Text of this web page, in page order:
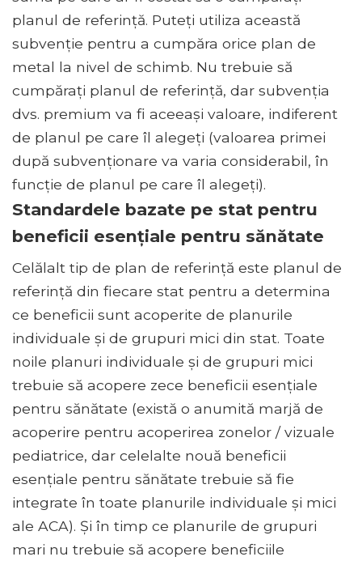
planul de referință. Puteți utiliza această
subvenție pentru a cumpăra orice plan de
metal la nivel de schimb. Nu trebuie să
cumpărați planul de referință, dar subvenția
dvs. premium va fi aceeași valoare, indiferent
de planul pe care îl alegeți (valoarea primei
după subvenționare va varia considerabil, în
funcție de planul pe care îl alegeți).
Standardele bazate pe stat pentru
beneficii esențiale pentru sănătate
Celălalt tip de plan de referință este planul de
referință din fiecare stat pentru a determina
ce beneficii sunt acoperite de planurile
individuale și de grupuri mici din stat. Toate
noile planuri individuale și de grupuri mici
trebuie să acopere zece beneficii esențiale
pentru sănătate (există o anumită marjă de
acoperire pentru acoperirea zonelor / vizuale
pediatrice, dar celelalte nouă beneficii
esențiale pentru sănătate trebuie să fie
integrate în toate planurile individuale și mici
ale ACA). Și în timp ce planurile de grupuri
mari nu trebuie să acopere beneficiile